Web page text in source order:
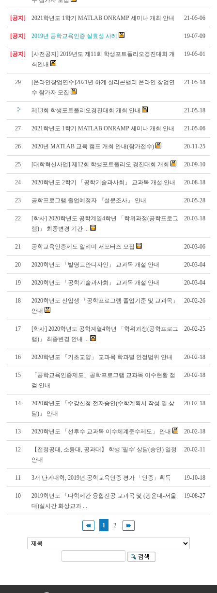
[공지] 2021학년도 1학기 MATLAB ONRAMP 세미나 개최 안내 21-05-06
[공지] 2019년 공학교육인증 실효성 사례 19-07-09
[공지]
[사전공지] 2019년도 제11회 학생포트폴리오경진대회 개
최안내
19-05-01
29
[온라인창업연수]2021년 하계 실리콘밸리 온라인 창업연
수 참가자 모집
21-05-18
제13회 학생포트폴리오경진대회 개최 안내 21-05-18
27 2021학년도 1학기 MATLAB ONRAMP 세미나 개최 안내 21-05-06
26 2020년 MATLAB 교육 캠프 개최 안내(참가접수) 20-11-25
25 [대학혁신사업] 제12회 학생포트폴리오 경진대회 개최 20-09-10
24 2020학년도 2학기 「공학기술과사회」 교과목 개설 안내 20-08-18
23 공학프로그램 졸업예정자 『설문조사』 안내 20-05-28
22
[학사] 2020학년도 공학계열4학년 「학위과정(공학프로그
램)」 최종변경 기간 ...
20-03-18
21 공학교육인증제도 알리미 서포터즈 모집 20-03-06
20 2020학년도 「발명고안디자인」 교과목 개설 안내 20-03-04
19 2020학년도 「공학기술과사회」 교과목 개설 안내 20-03-04
18
2020학년도 신입생 「공학프로그램 졸업기준 및 교과목」
안내
20-02-26
17
[학사] 2020학년도 공학계열4학년 「학위과정(공학프로그
램)」 최종변경 안내 ...
20-02-25
16 2020학년도 「기초교양」 교과목 학과별 인정범위 안내 20-02-18
15
「공학교육인증제도」공학프로그램 교과목 이수현황 점
검 안내
20-02-18
14
2020학년도 「수강신청 전자승인(수학계획서 작성 및 상
담)」 안내
20-02-18
13 2020학년도 「선후수 교과목 이수체계준수제도」 안내 20-02-18
12
【전정공대, 소융대, 공과대】 학생 '필수' 상담(승인) 일정
안내
20-02-11
11 3개 단과대학, 2019년 공학교육인증 평가 「인증」획득 19-10-18
10
2019학년도 「다학제간 융합전공 교과목 및 (광운대-서울
대)실시간 화상교과 ...
19-08-27
1 2